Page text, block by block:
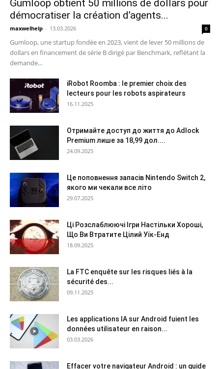
Gumloop obtient 50 millions de dollars pour
démocratiser la création d’agents...
maxwelhelp - 13.03.2026 0
Gumloop, une startup fondée en 2023, vient de lever 50 millions de
dollars en financement de série B dirigé par Benchmark, reflétant la
demande...
iRobot Roomba : le premier choix des
lecteurs pour les robots aspirateurs
16.11.2025
Отримайте доступ до життя до Adlock
Premium лише за 18,99 дол....
24.09.2025
Це поповнення запасів Nintendo Switch 2,
якого ми чекали все літо
29.07.2025
Ці Розслаблюючі Ігри Настільки Хороші,
Що Ви Втратите Цілий Уїк-Енд
18.09.2025
La FTC enquête sur les risques liés à la
sécurité des...
09.11.2025
Les applications IA sur Android fuient les
données utilisateur en raison...
03.03.2026
Effacer votre navigateur Android : un guide